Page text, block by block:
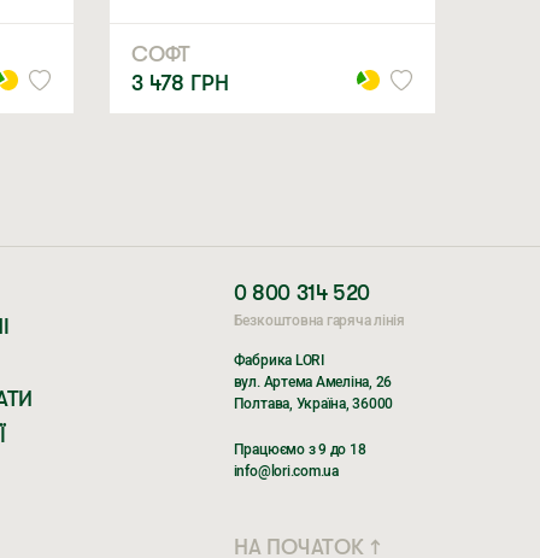
СОФТ
3 478 ГРН
0 800 314 520
Безкоштовна гаряча лінія
Фабрика LORI
вул. Артема Амеліна, 26
Полтава, Україна, 36000
Працюємо з 9 до 18
info@lori.com.ua
НА ПОЧАТОК ↑